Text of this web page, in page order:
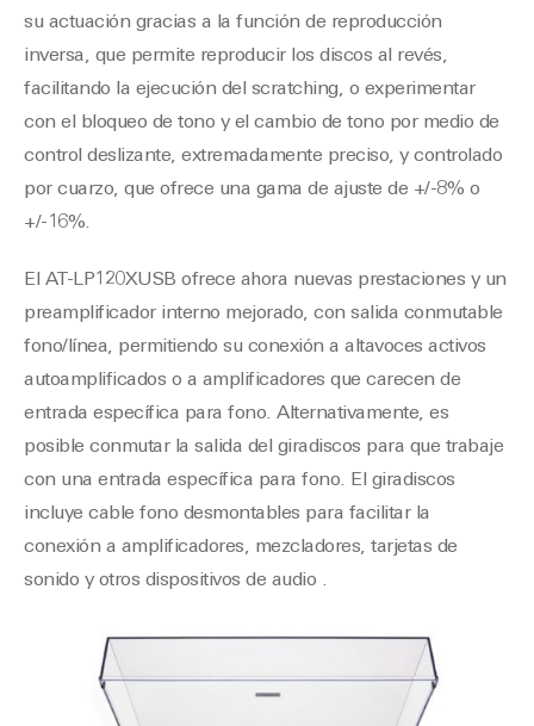
su actuación gracias a la función de reproducción
inversa, que permite reproducir los discos al revés,
facilitando la ejecución del scratching, o experimentar
con el bloqueo de tono y el cambio de tono por medio de
control deslizante, extremadamente preciso, y controlado
por cuarzo, que ofrece una gama de ajuste de +/-8% o
+/-16%.
El AT-LP120XUSB ofrece ahora nuevas prestaciones y un
preamplificador interno mejorado, con salida conmutable
fono/línea, permitiendo su conexión a altavoces activos
autoamplificados o a amplificadores que carecen de
entrada específica para fono. Alternativamente, es
posible conmutar la salida del giradiscos para que trabaje
con una entrada específica para fono. El giradiscos
incluye cable fono desmontables para facilitar la
conexión a amplificadores, mezcladores, tarjetas de
sonido y otros dispositivos de audio .